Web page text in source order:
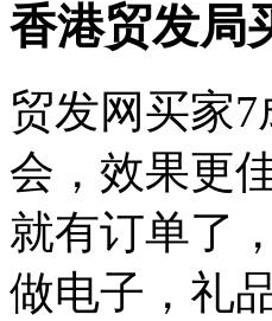
香港贸发局
贸发网买家
会，效果更
就有订单了
做电子，礼